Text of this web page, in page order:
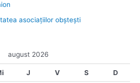
asociaţiilor obşteşti
august 2026
J V S D